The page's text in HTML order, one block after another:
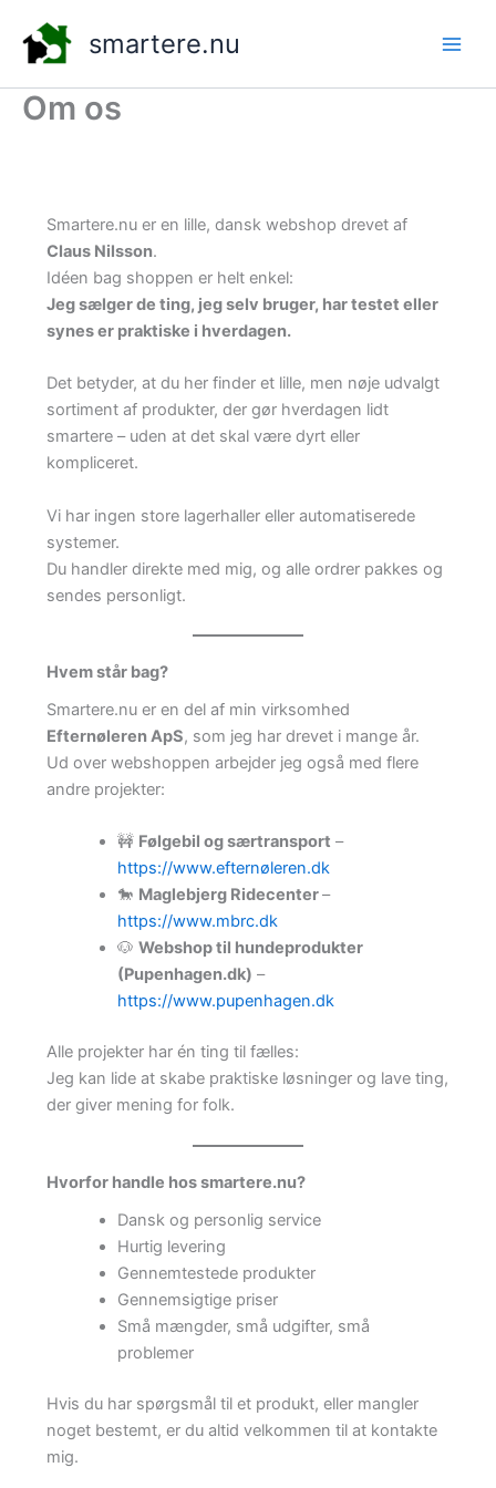
indholdet
smartere.nu
Om os
Smartere.nu er en lille, dansk webshop drevet af
Claus Nilsson.
Idéen bag shoppen er helt enkel:
Jeg sælger de ting, jeg selv bruger, har testet eller
synes er praktiske i hverdagen.
Det betyder, at du her finder et lille, men nøje udvalgt
sortiment af produkter, der gør hverdagen lidt
smartere – uden at det skal være dyrt eller
kompliceret.
Vi har ingen store lagerhaller eller automatiserede
systemer.
Du handler direkte med mig, og alle ordrer pakkes og
sendes personligt.
Hvem står bag?
Smartere.nu er en del af min virksomhed
Efternøleren ApS, som jeg har drevet i mange år.
Ud over webshoppen arbejder jeg også med flere
andre projekter:
🚧 Følgebil og særtransport –
https://www.efternøleren.dk
🐎 Maglebjerg Ridecenter–
https://www.mbrc.dk
🐶 Webshop til hundeprodukter
(Pupenhagen.dk) –
https://www.pupenhagen.dk
Alle projekter har én ting til fælles:
Jeg kan lide at skabe praktiske løsninger og lave ting,
der giver mening for folk.
Hvorfor handle hos smartere.nu?
Dansk og personlig service
Hurtig levering
Gennemtestede produkter
Gennemsigtige priser
Små mængder, små udgifter, små
problemer
Hvis du har spørgsmål til et produkt, eller mangler
noget bestemt, er du altid velkommen til at kontakte
mig.